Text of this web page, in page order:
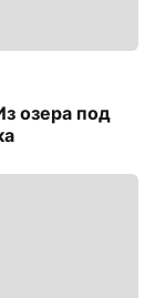
озера под